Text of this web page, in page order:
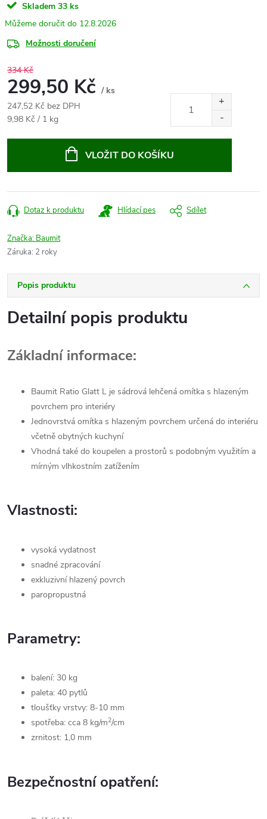
Skladem 33 ks
12.8.2026
Možnosti doručení
334 Kč
299,50 Kč / ks
247,52 Kč bez DPH
Měrná
9,98 Kč / 1 kg
VLOŽIT DO KOŠÍKU
Dotaz k produktu Hlídací pes Sdílet
Značka: Baumit
Záruka: 2 roky
Popis produktu
Detailní popis produktu
Základní informace:
Baumit Ratio Glatt L je sádrová lehčená omítka s hlazeným
povrchem pro interiéry
Jednovrstvá omítka s hlazeným povrchem určená do interiéru
včetně obytných kuchyní
Vhodná také do koupelen a prostorů s podobným využitím a
mírným vlhkostním zatížením
Vlastnosti:
vysoká vydatnost
snadné zpracování
exkluzivní hlazený povrch
paropropustná
Parametry:
balení: 30 kg
paleta: 40 pytlů
tloušťky vrstvy: 8-10 mm
spotřeba: cca 8 kg/m2/cm
zrnitost: 1,0 mm
Bezpečnostní opatření: